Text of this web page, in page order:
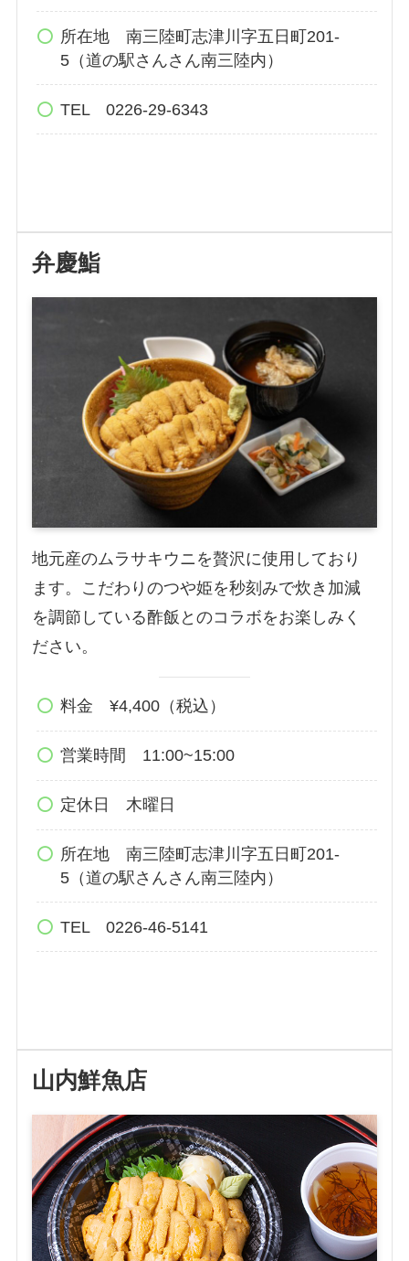
所在地 南三陸町志津川字五日町201-
5（道の駅さんさん南三陸内）
TEL 0226-29-6343
弁慶鮨
地元産のムラサキウニを贅沢に使用しており
ます。こだわりのつや姫を秒刻みで炊き加減
を調節している酢飯とのコラボをお楽しみく
ださい。
料金 ¥4,400（税込）
営業時間 11:00~15:00
定休日 木曜日
所在地 南三陸町志津川字五日町201-
5（道の駅さんさん南三陸内）
TEL 0226-46-5141
山内鮮魚店